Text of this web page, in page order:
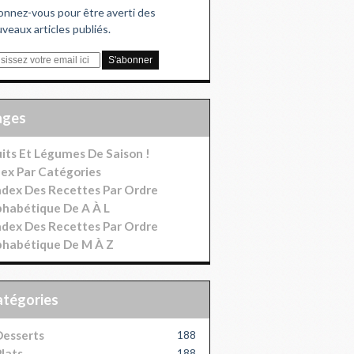
vous pour être averti des
articles publiés.
Et Légumes De Saison !
Par Catégories
Des Recettes Par Ordre
De A À L
Des Recettes Par Ordre
De M À Z
188